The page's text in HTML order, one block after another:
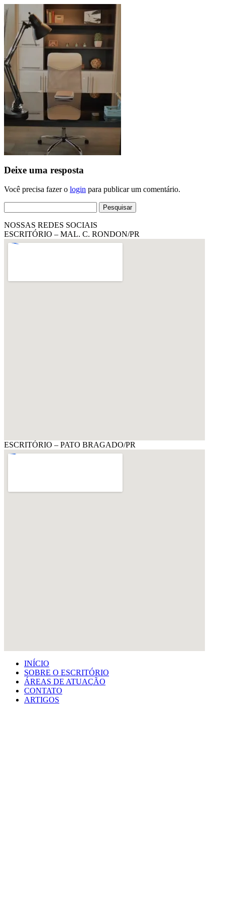
Deixe uma resposta
Você precisa fazer o login para publicar um comentário.
por:
NOSSAS REDES SOCIAIS
ESCRITÓRIO – MAL. C. RONDON/PR
ESCRITÓRIO – PATO BRAGADO/PR
INÍCIO
SOBRE O ESCRITÓRIO
ÁREAS DE ATUAÇÃO
CONTATO
ARTIGOS